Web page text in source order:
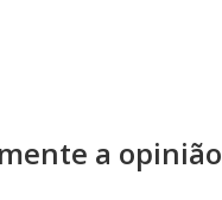
a opinião